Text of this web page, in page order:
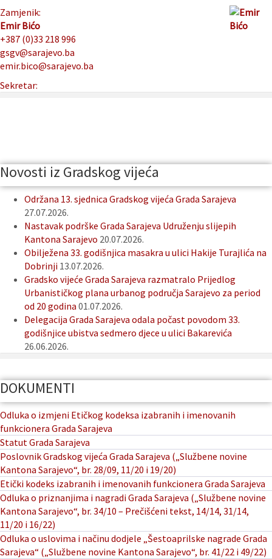
Zamjenik:
Emir Bićo
+387 (0)33 218 996
gsgv@sarajevo.ba
emir.bico@sarajevo.ba
Sekretar:
Novosti iz Gradskog vijeća
Održana 13. sjednica Gradskog vijeća Grada Sarajeva
27.07.2026.
Nastavak podrške Grada Sarajeva Udruženju slijepih
Kantona Sarajevo 20.07.2026.
Obilježena 33. godišnjica masakra u ulici Hakije Turajlića na
Dobrinji 13.07.2026.
Gradsko vijeće Grada Sarajeva razmatralo Prijedlog
Urbanističkog plana urbanog područja Sarajevo za period
od 20 godina 01.07.2026.
Delegacija Grada Sarajeva odala počast povodom 33.
godišnjice ubistva sedmero djece u ulici Bakarevića
26.06.2026.
DOKUMENTI
Odluka o izmjeni Etičkog kodeksa izabranih i imenovanih
funkcionera Grada Sarajeva
Statut Grada Sarajeva
Poslovnik Gradskog vijeća Grada Sarajeva („Službene novine
Kantona Sarajevo“, br. 28/09, 11/20 i 19/20)
Etički kodeks izabranih i imenovanih funkcionera Grada Sarajeva
Odluka o priznanjima i nagradi Grada Sarajeva („Službene novine
Kantona Sarajevo“, br. 34/10 – Prečišćeni tekst, 14/14, 31/14,
11/20 i 16/22)
Odluka o uslovima i načinu dodjele „Šestoaprilske nagrade Grada
Sarajeva“ („Službene novine Kantona Sarajevo“, br. 41/22 i 49/22)